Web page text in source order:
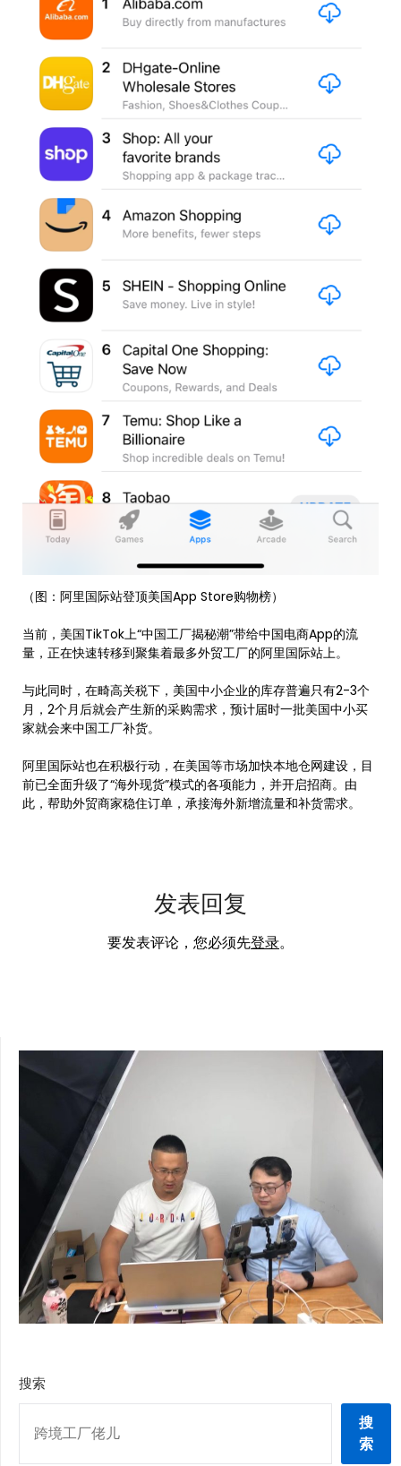
（图：阿里国际站登顶美国App Store购物榜）
当前，美国TikTok上“中国工厂揭秘潮”带给中国电商App的流
量，正在快速转移到聚集着最多外贸工厂的阿里国际站上。
与此同时，在畸高关税下，美国中小企业的库存普遍只有2-3个
月，2个月后就会产生新的采购需求，预计届时一批美国中小买
家就会来中国工厂补货。
阿里国际站也在积极行动，在美国等市场加快本地仓网建设，目
前已全面升级了“海外现货”模式的各项能力，并开启招商。由
此，帮助外贸商家稳住订单，承接海外新增流量和补货需求。
发表回复
要发表评论，您必须先登录。
搜索
搜
索